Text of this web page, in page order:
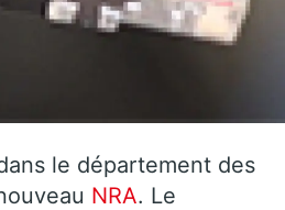
le département des
NRA. Le